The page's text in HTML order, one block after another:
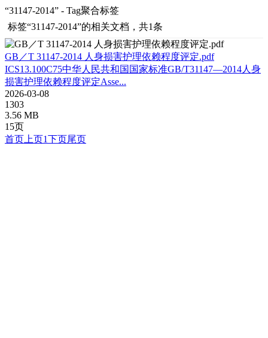
“31147-2014” - Tag聚合标签
标签“31147-2014”的相关文档，共1条
GB／T 31147-2014 人身损害护理依赖程度评定.pdf
ICS13.100C75中华人民共和国国家标准GB/T31147—2014人身
损害护理依赖程度评定Asse...
2026-03-08
1303
3.56 MB
15页
首页 上页1下页尾页